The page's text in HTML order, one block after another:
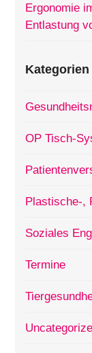
Ergonomie
Entlastung
Kategorien
OP Tisch-
Plastische-,
Soziales
Termine